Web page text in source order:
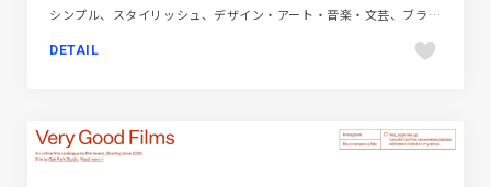
シンプル、スタイリッシュ、デザイン・アート・音楽・文芸、ブラック系 、モーション多め、大きめ写真、施設・店舗サイト
DETAIL